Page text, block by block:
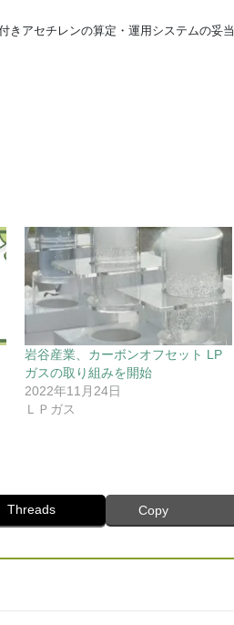
きアセチレンの算定・運用システムの妥当
岩谷産業、カーボンオフセット LP
ガスの取り組みを開始
2022年11月24日
ＬＰガス
Threads Copy